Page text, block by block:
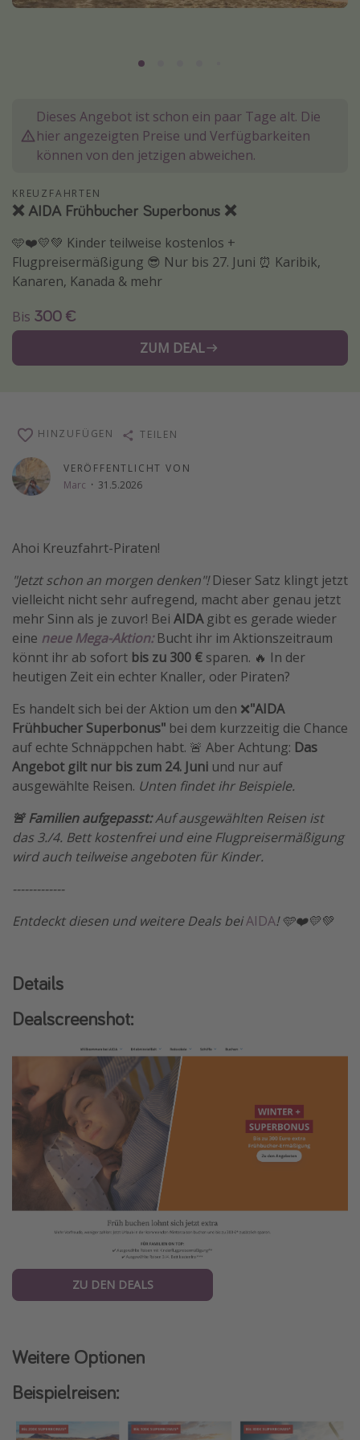
Krabi Urlaub
Tulum Urlaub
Japan Rundreise
Reisethemen
Alle Reisethemen
Disneyland Paris
Strandurlaub
Gruppenreisen
Hotels in Hamburg
Weitere Themen
Reise Journal
Familienurlaub in der Türkei
Rundreisen in Thailand
Bahnreisen in der Schweiz
Reisepassfreie Reiseziele
Travel Know How
Silvesterreisen
Last Minute Urlaub Mallorca
Last Minute Urlaub Deutschland
Dieses Angebot ist schon ein paar Tage alt. Die
hier angezeigten Preise und Verfügbarkeiten
können von den jetzigen abweichen.
KREUZFAHRTEN
❌ AIDA Frühbucher Superbonus ❌
🩵❤️💛💚 Kinder teilweise kostenlos +
Flugpreisermäßigung 😎 Nur bis 27. Juni ⏰ Karibik,
Kanaren, Kanada & mehr
Bis 300 €
ZUM DEAL
VERÖFFENTLICHT VON
Marc · 31.5.2026
HINZUFÜGEN TEILEN
Ahoi Kreuzfahrt-Piraten!
"Jetzt schon an morgen denken"!Dieser Satz klingt jetzt
vielleicht nicht sehr aufregend, macht aber genau jetzt
mehr Sinn als je zuvor! Bei AIDAgibt es gerade wieder
eine neue Mega-Aktion:Bucht ihr im Aktionszeitraum
könnt ihr ab sofort bis zu 300 € sparen. 🔥 In der
heutigen Zeit ein echter Knaller, oder Piraten?
Es handelt sich bei der Aktion um den ❌"AIDA
Frühbucher Superbonus" bei dem kurzzeitig die Chance
auf echte Schnäppchen habt. 🚨 Aber Achtung: Das
Angebot gilt nur bis zum 24. Juni und nur auf
ausgewählte Reisen. Unten findet ihr Beispiele.
🚨 Familien aufgepasst:Auf ausgewählten Reisen ist
das 3./4. Bett kostenfrei und eine Flugpreisermäßigung
wird auch teilweise angeboten für Kinder.
-------------
Entdeckt diesen und weitere Deals beiAIDA! 🩵❤️💛💚
Details
Dealscreenshot:
ZU DEN DEALS
Weitere Optionen
Beispielreisen: